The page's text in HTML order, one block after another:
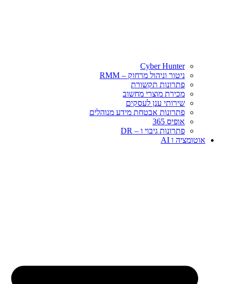
Cyber Hunter
ניטור וניהול מרחוק – RMM
פתרונות תקשורת
מכירת מוצרי מחשוב
שירותי ענן לעסקים
פתרונות אבטחת מידע מנוהלים
אופיס 365
פתרונות גיבוי ו – DR
אוטומציה ו AI